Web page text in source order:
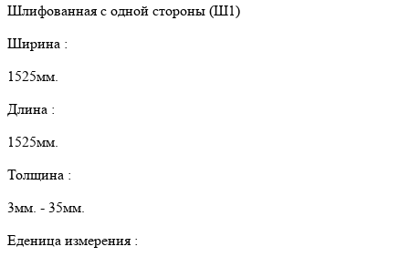
Шлифованная с одной стороны (Ш1)
Ширина :
1525мм.
Длина :
1525мм.
Толщина :
3мм. - 35мм.
Еденица измерения :